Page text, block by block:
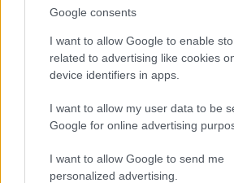
Google consents
I want to allow Google to enable
related to advertising like cookies
device identifiers in apps.
I want to allow my user data to be
Google for online advertising
I want to allow Google to send me
personalized advertising.